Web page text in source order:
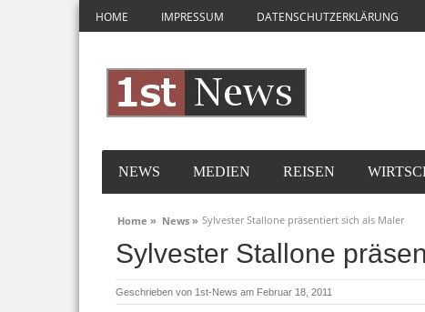
HOME IMPRESSUM DATENSCHUTZERKLÄRUNG
NEWS MEDIEN REISEN
Home » News » Sylvester Stallone präsentiert sich als Maler
Sylvester Stallone
Geschrieben von 1st-News am Februar 18, 2011